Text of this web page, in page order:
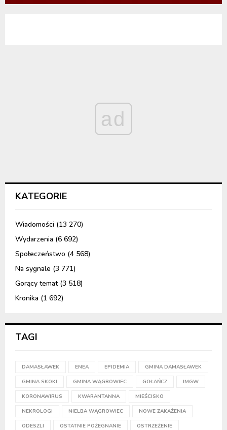
ad
KATEGORIE
Wiadomości (13 270)
Wydarzenia (6 692)
Społeczeństwo (4 568)
Na sygnale (3 771)
Gorący temat(3 518)
Kronika (1 692)
TAGI
DAMASŁAWEK ENEA EPIDEMIA GMINA DAMASŁAWEK
GMINA SKOKI GMINA WĄGROWIEC GOŁAŃCZ IMGW
KORONAWIRUS KWARANTANNA MIEŚCISKO
NEKROLOGI NIELBA WĄGROWIEC NOWE ZAKAŻENIA
ODESZLI OSTATNIE POŻEGNANIE OSTRZEŻENIE